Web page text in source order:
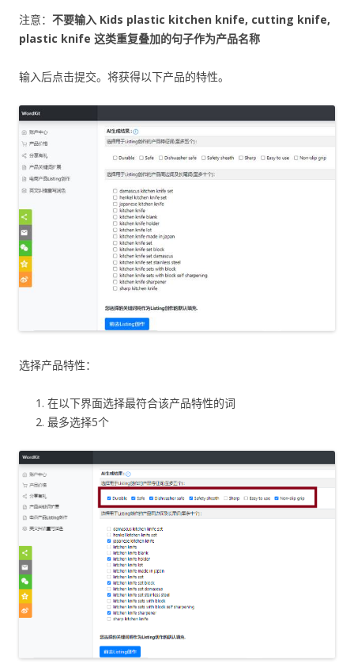
注意： 不要输入 Kids plastic kitchen knife, cutting knife,
plastic knife 这类重复叠加的句子作为产品名称
输入后点击提交。将获得以下产品的特性。
选择产品特性：
在以下界面选择最符合该产品特性的词
最多选择5个